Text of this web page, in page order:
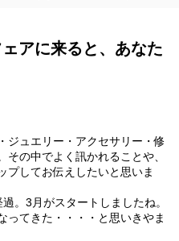
アに来ると、あなた
ュエリー・アクセサリー・修
の中でよく訊かれることや、
プしてお伝えしたいと思いま
。3月がスタートしましたね。
ってきた・・・・と思いきやま